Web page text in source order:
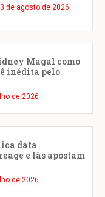
3 de agosto de 2026
Magal como
inédita pelo
de 2026
data
e fãs apostam
de 2026